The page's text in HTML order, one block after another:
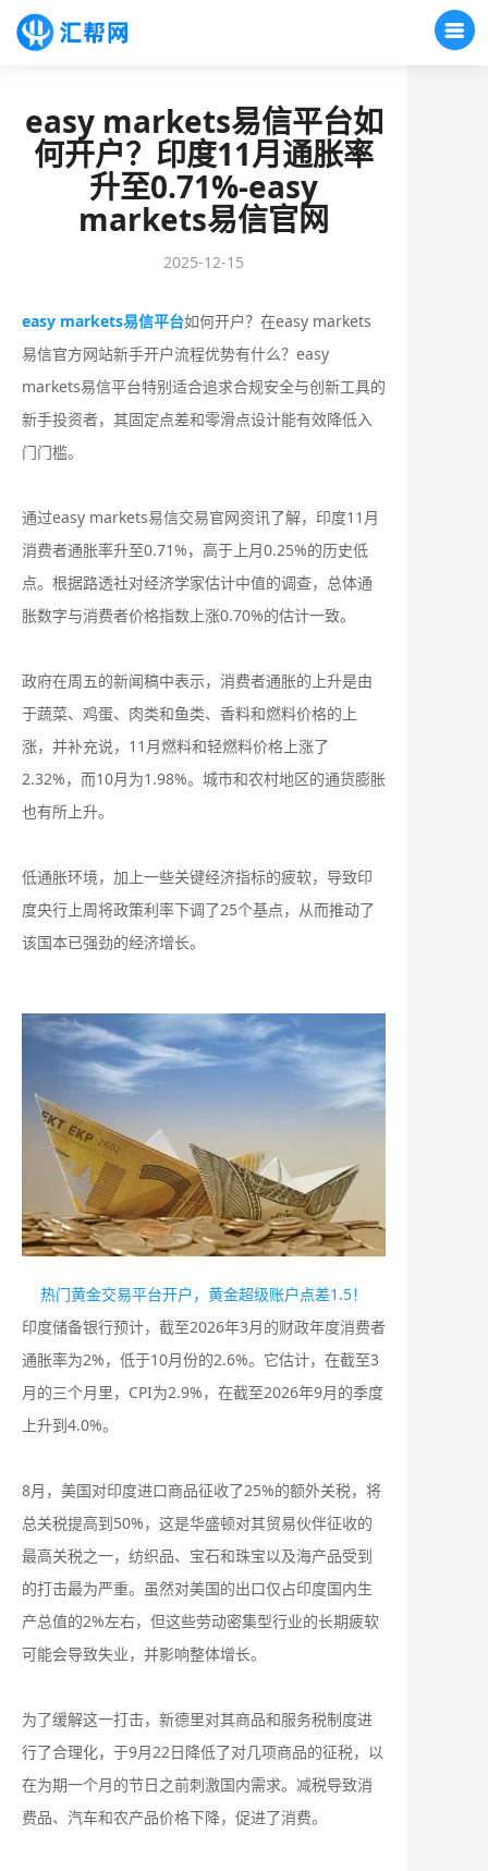
easy markets易信平台如
何开户？印度11月通胀率
升至0.71%-easy
markets易信官网
2025-12-15
easy markets易信平台如何开户？在easy markets
易信官方网站新手开户流程优势有什么？‌‌easy
markets易信平台特别适合追求合规安全与创新工具的
新手投资者，其固定点差和零滑点设计能有效降低入
门门槛。
通过easy markets易信交易官网资讯了解，印度11月
消费者通胀率升至0.71%，高于上月0.25%的历史低
点。根据路透社对经济学家估计中值的调查，总体通
胀数字与消费者价格指数上涨0.70%的估计一致。
政府在周五的新闻稿中表示，消费者通胀的上升是由
于蔬菜、鸡蛋、肉类和鱼类、香料和燃料价格的上
涨，并补充说，11月燃料和轻燃料价格上涨了
2.32%，而10月为1.98%。城市和农村地区的通货膨胀
也有所上升。
低通胀环境，加上一些关键经济指标的疲软，导致印
度央行上周将政策利率下调了25个基点，从而推动了
该国本已强劲的经济增长。
热门黄金交易平台开户，黄金超级账户点差1.5！
印度储备银行预计，截至2026年3月的财政年度消费者
通胀率为2%，低于10月份的2.6%。它估计，在截至3
月的三个月里，CPI为2.9%，在截至2026年9月的季度
上升到4.0%。
8月，美国对印度进口商品征收了25%的额外关税，将
总关税提高到50%，这是华盛顿对其贸易伙伴征收的
最高关税之一，纺织品、宝石和珠宝以及海产品受到
的打击最为严重。虽然对美国的出口仅占印度国内生
产总值的2%左右，但这些劳动密集型行业的长期疲软
可能会导致失业，并影响整体增长。
为了缓解这一打击，新德里对其商品和服务税制度进
行了合理化，于9月22日降低了对几项商品的征税，以
在为期一个月的节日之前刺激国内需求。减税导致消
费品、汽车和农产品价格下降，促进了消费。